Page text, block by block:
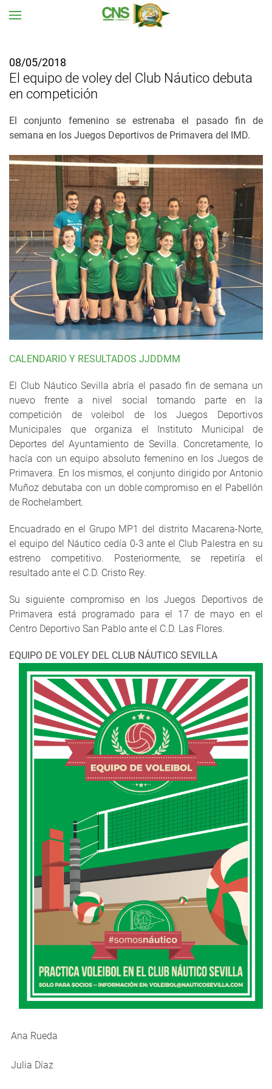
08/05/2018
El equipo de voley del Club Náutico debuta
en competición
El conjunto femenino se estrenaba el pasado fin de
semana en los Juegos Deportivos de Primavera del IMD.
CALENDARIO Y RESULTADOS JJDDMM
El Club Náutico Sevilla abría el pasado fin de semana un
nuevo frente a nivel social tomando parte en la
competición de voleibol de los Juegos Deportivos
Municipales que organiza el Instituto Municipal de
Deportes del Ayuntamiento de Sevilla. Concretamente, lo
hacía con un equipo absoluto femenino en los Juegos de
Primavera. En los mismos, el conjunto dirigido por Antonio
Muñoz debutaba con un doble compromiso en el Pabellón
de Rochelambert.
Encuadrado en el Grupo MP1 del distrito Macarena-Norte,
el equipo del Náutico cedía 0-3 ante el Club Palestra en su
estreno competitivo. Posteriormente, se repetiría el
resultado ante el C.D. Cristo Rey.
Su siguiente compromiso en los Juegos Deportivos de
Primavera está programado para el 17 de mayo en el
Centro Deportivo San Pablo ante el C.D. Las Flores.
EQUIPO DE VOLEY DEL CLUB NÁUTICO SEVILLA
Ana Rueda
Julia Díaz